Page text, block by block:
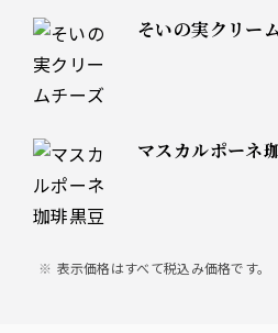
そいの実クリー
マスカルポーネ
表示価格はすべて税込み価格です。